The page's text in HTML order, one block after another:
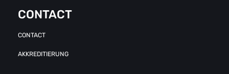
CONTACT
CONTACT
AKKREDITIERUNG